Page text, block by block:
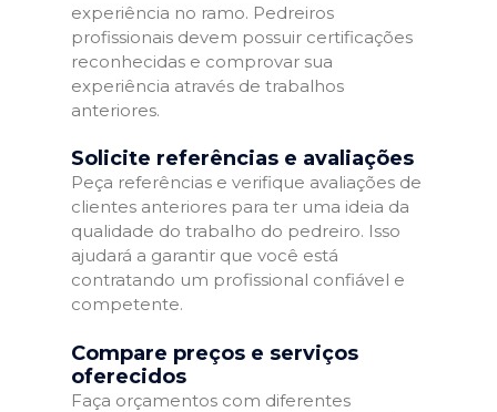
experiência no ramo. Pedreiros
profissionais devem possuir certificações
reconhecidas e comprovar sua
experiência através de trabalhos
anteriores.
Solicite referências e avaliações
Peça referências e verifique avaliações de
clientes anteriores para ter uma ideia da
qualidade do trabalho do pedreiro. Isso
ajudará a garantir que você está
contratando um profissional confiável e
competente.
Compare preços e serviços
oferecidos
Faça orçamentos com diferentes